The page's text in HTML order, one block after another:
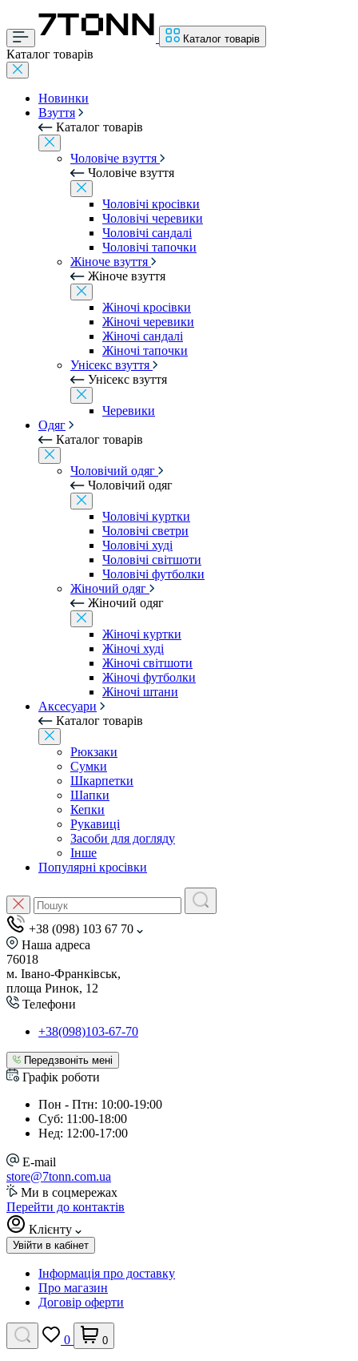
Каталог товарів
Каталог товарів
Новинки
Взуття
Каталог товарів
Чоловіче взуття
Чоловіче взуття
Чоловічі кросівки
Чоловічі черевики
Чоловічі сандалі
Чоловічі тапочки
Жіноче взуття
Жіноче взуття
Жіночі кросівки
Жіночі черевики
Жіночі сандалі
Жіночі тапочки
Унісекс взуття
Унісекс взуття
Черевики
Одяг
Каталог товарів
Чоловічий одяг
Чоловічий одяг
Чоловічі куртки
Чоловічі светри
Чоловічі худі
Чоловічі світшоти
Чоловічі футболки
Жіночий одяг
Жіночий одяг
Жіночі куртки
Жіночі худі
Жіночі світшоти
Жіночі футболки
Жіночі штани
Аксесуари
Каталог товарів
Рюкзаки
Сумки
Шкарпетки
Шапки
Кепки
Рукавиці
Засоби для догляду
Інше
Популярні кросівки
+38 (098) 103 67 70
Наша адреса
76018
м. Івано-Франківськ,
площа Ринок, 12
Телефони
+38(098)103-67-70
Передзвоніть мені
Графік роботи
Пон - Птн: 10:00-19:00
Суб: 11:00-18:00
Нед: 12:00-17:00
E-mail
store@7tonn.com.ua
Ми в соцмережах
Перейти до контактів
Клієнту
Увійти в кабінет
Інформація про доставку
Про магазин
Договір оферти
0 0